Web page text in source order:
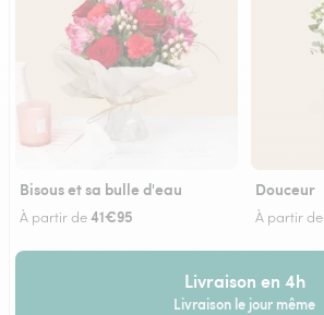
Bisous et sa bulle d'eau
À partir de41€95
Douceur
À partir de
Livraison en 4h
Livraison le jour même